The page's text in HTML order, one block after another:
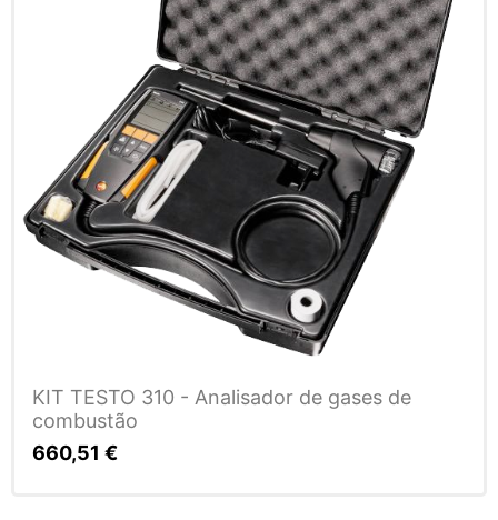
KIT TESTO 310 - Analisador de gases de
combustão
660,51 €